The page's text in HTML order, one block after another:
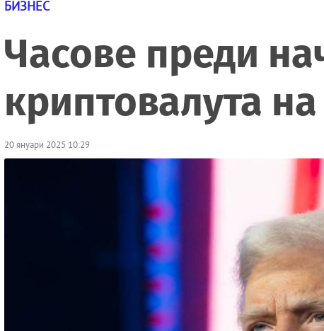
БИЗНЕС
Часове преди
криптовалута
20 януари 2025 10:29